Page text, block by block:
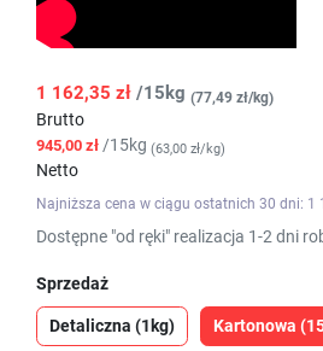
1 162,35 zł /15kg (77,49 zł/kg)
Brutto
945,00 zł /15kg (63,00 zł/kg)
Netto
Najniższa cena w ciągu ostatnich 30 dni: 1
Dostępne "od ręki" realizacja 1-2 dni
Sprzedaż
Detaliczna (1kg) Kartonowa